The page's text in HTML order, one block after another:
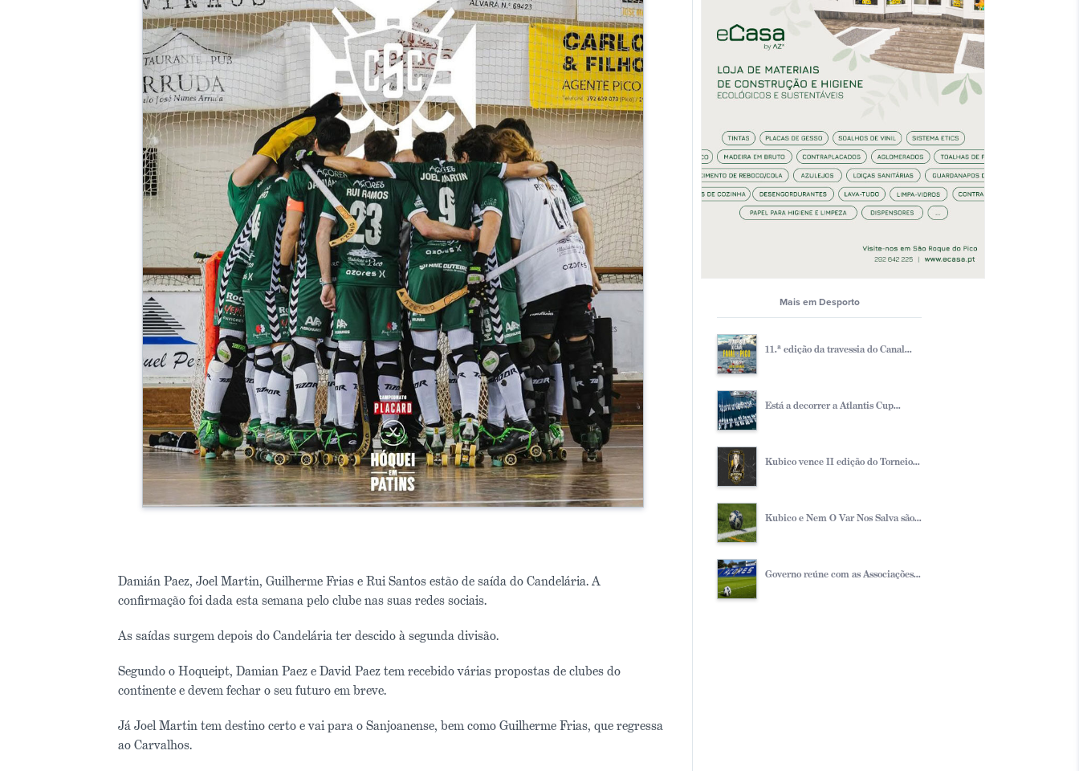
Damián Paez, Joel Martin, Guilherme Frias e Rui Santos estão de saída do Candelária. A
confirmação foi dada esta semana pelo clube nas suas redes sociais.
As saídas surgem depois do Candelária ter descido à segunda divisão.
Segundo o Hoqueipt, Damian Paez e David Paez tem recebido várias propostas de clubes do
continente e devem fechar o seu futuro em breve.
Já Joel Martin tem destino certo e vai para o Sanjoanense, bem como Guilherme Frias, que regressa
ao Carvalhos.
Mais em Desporto
11.ª edição da travessia do Canal...
Está a decorrer a Atlantis Cup...
Kubico vence II edição do Torneio...
Kubico e Nem O Var Nos Salva são...
Governo reúne com as Associações...